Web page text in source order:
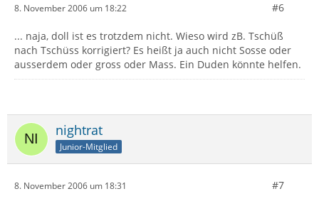
8. November 2006 um 18:22 #6
... naja, doll ist es trotzdem nicht. Wieso wird zB. Tschüß
nach Tschüss korrigiert? Es heißt ja auch nicht Sosse oder
ausserdem oder gross oder Mass. Ein Duden könnte helfen.
nightrat
Junior-Mitglied
8. November 2006 um 18:31 #7